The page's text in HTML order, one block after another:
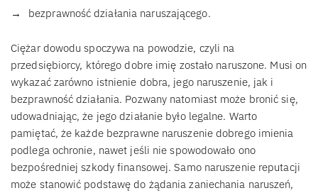
bezprawność działania naruszającego.
Ciężar dowodu spoczywa na powodzie, czyli na
przedsiębiorcy, którego dobre imię zostało naruszone. Musi on
wykazać zarówno istnienie dobra, jego naruszenie, jak i
bezprawność działania. Pozwany natomiast może bronić się,
udowadniając, że jego działanie było legalne. Warto
pamiętać, że każde bezprawne naruszenie dobrego imienia
podlega ochronie, nawet jeśli nie spowodowało ono
bezpośredniej szkody finansowej. Samo naruszenie reputacji
może stanowić podstawę do żądania zaniechania naruszeń,